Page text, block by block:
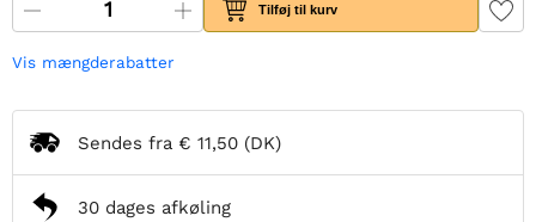
Tilføj til kurv
Vis mængderabatter
Sendes fra € 11,50 (DK)
30 dages afkøling